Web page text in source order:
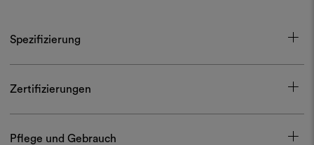
Spezifizierung
Zertifizierungen
Pflege und Gebrauch